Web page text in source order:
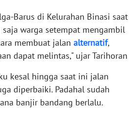
Barus di Kelurahan Binasi saat
warga setempat mengambil
membuat jalan alternatif,
dapat melintas," ujar Tarihoran
kesal hingga saat ini jalan
diperbaiki. Padahal sudah
banjir bandang berlalu.